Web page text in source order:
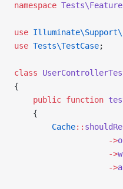
namespace Tests\Feature
use
use Tests\TestCase;
class
{
    public
function
    {
        Cache
::
                    ->
                    ->
                    ->